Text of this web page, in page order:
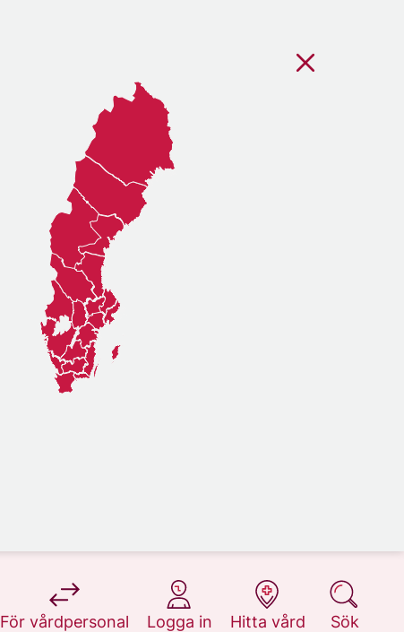
För vårdpersonal
på 1177.se
Logga in
på 1177.se
Hitta vård
på 1177.se
Sök
på 1177.se